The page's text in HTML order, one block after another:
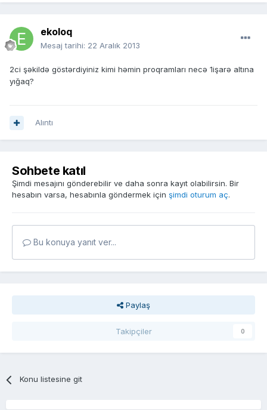
ekoloq
Mesaj tarihi: 22 Aralık 2013
2ci şəkildə göstərdiyiniz kimi həmin proqramları necə 1işarə altına
yığaq?
Alıntı
Sohbete katıl
Şimdi mesajını gönderebilir ve daha sonra kayıt olabilirsin. Bir
hesabın varsa, hesabınla göndermek için şimdi oturum aç.
Bu konuya yanıt ver...
Paylaş
Takipçiler 0
Konu listesine git